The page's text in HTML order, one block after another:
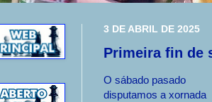
3 DE ABRIL DE 2025
Primeira fin de
O sábado pasado
disputamos a xornada